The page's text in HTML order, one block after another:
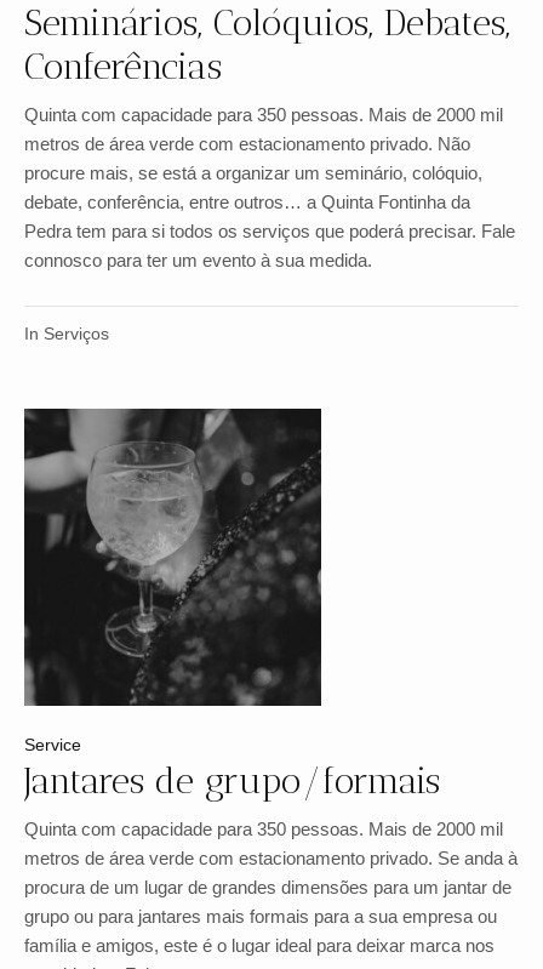
Seminários, Colóquios, Debates,
Conferências
Quinta com capacidade para 350 pessoas. Mais de 2000 mil
metros de área verde com estacionamento privado. Não
procure mais, se está a organizar um seminário, colóquio,
debate, conferência, entre outros… a Quinta Fontinha da
Pedra tem para si todos os serviços que poderá precisar. Fale
connosco para ter um evento à sua medida.
In Serviços
Service
Jantares de grupo/formais
Quinta com capacidade para 350 pessoas. Mais de 2000 mil
metros de área verde com estacionamento privado. Se anda à
procura de um lugar de grandes dimensões para um jantar de
grupo ou para jantares mais formais para a sua empresa ou
família e amigos, este é o lugar ideal para deixar marca nos